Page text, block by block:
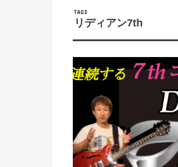
リディアン7th